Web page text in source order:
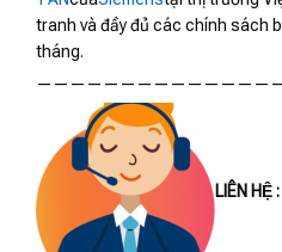
tranh và đầy đủ các chính sách
tháng.
LIÊN HỆ :